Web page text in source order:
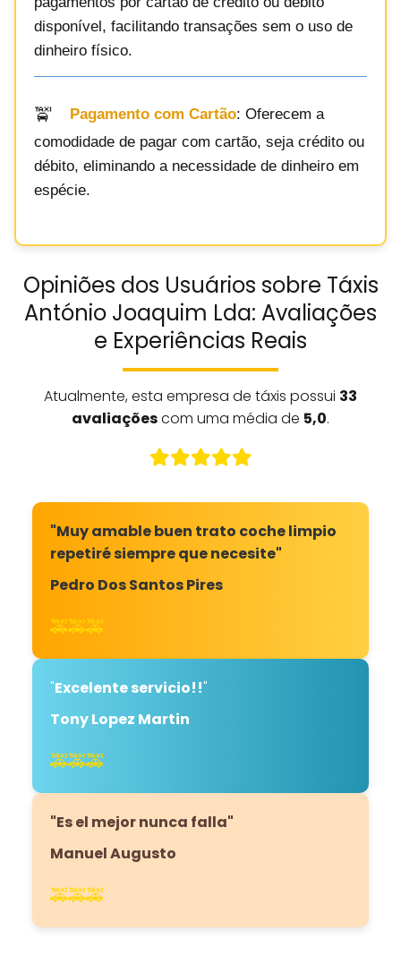
disponível, facilitando transações sem o uso de
dinheiro físico.
Pagamento com Cartão: Oferecem a
comodidade de pagar com cartão, seja crédito ou
débito, eliminando a necessidade de dinheiro em
espécie.
Opiniões dos Usuários sobre Táxis
António Joaquim Lda: Avaliações
e Experiências Reais
Atualmente, esta empresa de táxis possui 33
avaliaçõescom uma média de 5,0.
"Muy amable buen trato coche limpio
repetiré siempre que necesite"
Pedro Dos Santos Pires
🚕🚕🚕
"Excelente servicio!!"
Tony Lopez Martin
🚕🚕🚕
"Es el mejor nunca falla"
Manuel Augusto
🚕🚕🚕